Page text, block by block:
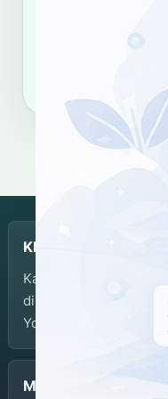
KBJI
Kamus Bahasa Jawa-
dikelola oleh Balai
Yogyakarta.
Menu